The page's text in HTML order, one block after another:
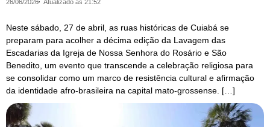
26/06/2026 Atualizado às 21:52
Neste sábado, 27 de abril, as ruas históricas de Cuiabá se
preparam para acolher a décima edição da Lavagem das
Escadarias da Igreja de Nossa Senhora do Rosário e São
Benedito, um evento que transcende a celebração religiosa para
se consolidar como um marco de resistência cultural e afirmação
da identidade afro-brasileira na capital mato-grossense. […]